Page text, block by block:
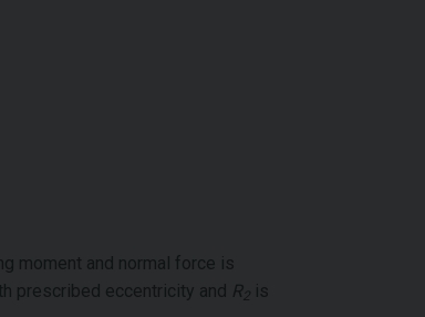
moment and normal force is
prescribed eccentricity and R2
is